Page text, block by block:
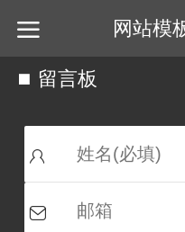
网站模
留言板